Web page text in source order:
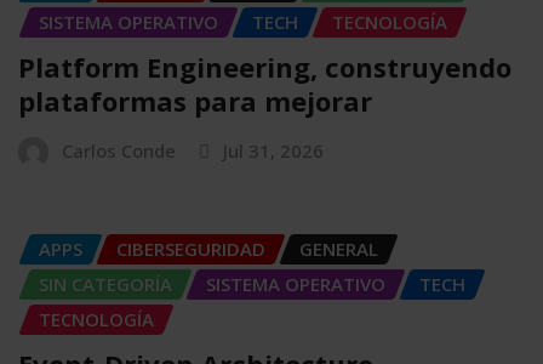
SISTEMA OPERATIVO
TECH TECNOLOGÍA
Platform Engineering, construyendo
plataformas para mejorar
Carlos Conde Jul 31, 2026
APPS CIBERSEGURIDAD
GENERAL
SIN CATEGORÍA
SISTEMA OPERATIVO
TECH
TECNOLOGÍA